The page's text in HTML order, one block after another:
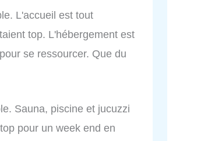
L'accueil est tout
top. L'hébergement est
se ressourcer. Que du
Sauna, piscine et jucuzzi
pour un week end en